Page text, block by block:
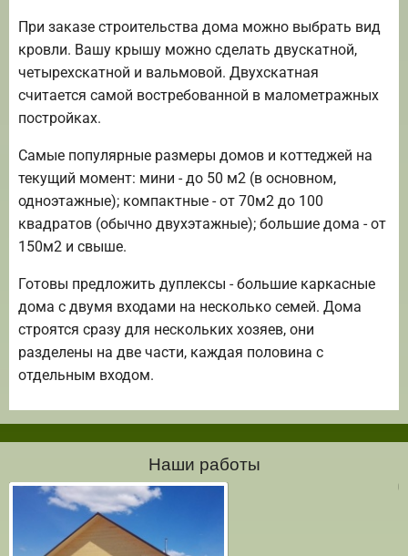
При заказе строительства дома можно выбрать вид
кровли. Вашу крышу можно сделать двускатной,
четырехскатной и вальмовой. Двухскатная
считается самой востребованной в малометражных
постройках.
Самые популярные размеры домов и коттеджей на
текущий момент: мини - до 50 м2 (в основном,
одноэтажные); компактные - от 70м2 до 100
квадратов (обычно двухэтажные); большие дома - от
150м2 и свыше.
Готовы предложить дуплексы - большие каркасные
дома с двумя входами на несколько семей. Дома
строятся сразу для нескольких хозяев, они
разделены на две части, каждая половина с
отдельным входом.
Наши работы